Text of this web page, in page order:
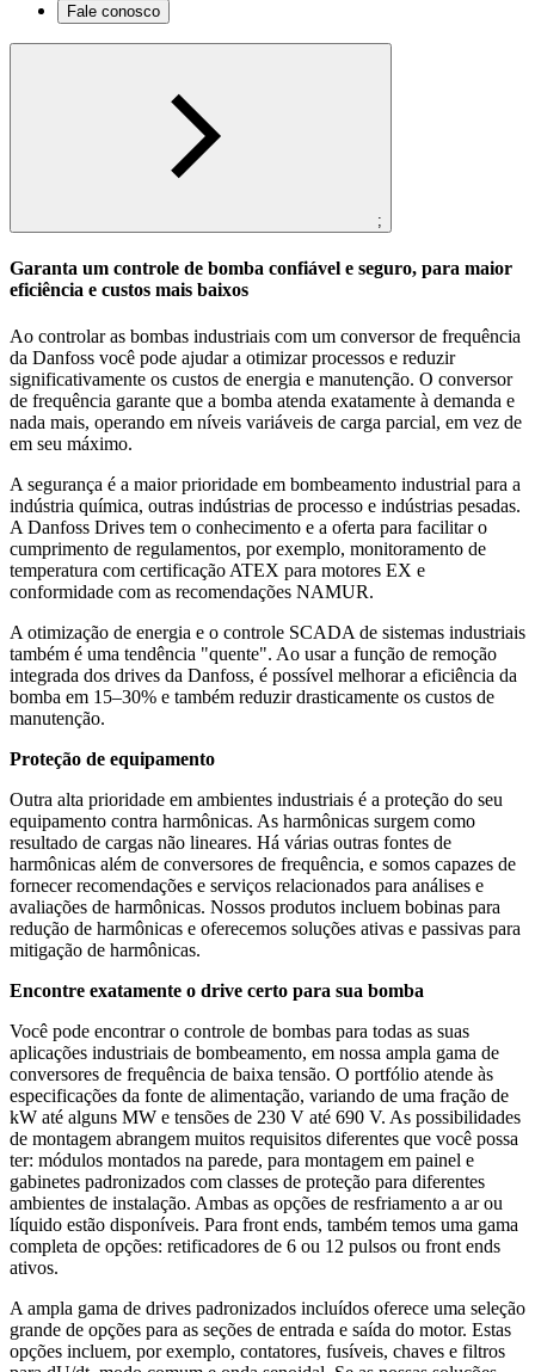
Fale conosco
;
Garanta um controle de bomba confiável e seguro, para maior
eficiência e custos mais baixos
Ao controlar as bombas industriais com um conversor de frequência
da Danfoss você pode ajudar a otimizar processos e reduzir
significativamente os custos de energia e manutenção. O conversor
de frequência garante que a bomba atenda exatamente à demanda e
nada mais, operando em níveis variáveis de carga parcial, em vez de
em seu máximo.
A segurança é a maior prioridade em bombeamento industrial para a
indústria química, outras indústrias de processo e indústrias pesadas.
A Danfoss Drives tem o conhecimento e a oferta para facilitar o
cumprimento de regulamentos, por exemplo, monitoramento de
temperatura com certificação ATEX para motores EX e
conformidade com as recomendações NAMUR.
A otimização de energia e o controle SCADA de sistemas industriais
também é uma tendência "quente". Ao usar a função de remoção
integrada dos drives da Danfoss, é possível melhorar a eficiência da
bomba em 15–30% e também reduzir drasticamente os custos de
manutenção.
Proteção de equipamento
Outra alta prioridade em ambientes industriais é a proteção do seu
equipamento contra harmônicas. As harmônicas surgem como
resultado de cargas não lineares. Há várias outras fontes de
harmônicas além de conversores de frequência, e somos capazes de
fornecer recomendações e serviços relacionados para análises e
avaliações de harmônicas. Nossos produtos incluem bobinas para
redução de harmônicas e oferecemos soluções ativas e passivas para
mitigação de harmônicas.
Encontre exatamente o drive certo para sua bomba
Você pode encontrar o controle de bombas para todas as suas
aplicações industriais de bombeamento, em nossa ampla gama de
conversores de frequência de baixa tensão. O portfólio atende às
especificações da fonte de alimentação, variando de uma fração de
kW até alguns MW e tensões de 230 V até 690 V. As possibilidades
de montagem abrangem muitos requisitos diferentes que você possa
ter: módulos montados na parede, para montagem em painel e
gabinetes padronizados com classes de proteção para diferentes
ambientes de instalação. Ambas as opções de resfriamento a ar ou
líquido estão disponíveis. Para front ends, também temos uma gama
completa de opções: retificadores de 6 ou 12 pulsos ou front ends
ativos.
A ampla gama de drives padronizados incluídos oferece uma seleção
grande de opções para as seções de entrada e saída do motor. Estas
opções incluem, por exemplo, contatores, fusíveis, chaves e filtros